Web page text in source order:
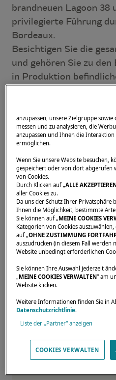
brandneuen Lagoon 38
privilegierte Führung
Bordeaux.
Besichtigen Sie die
und gehören Sie zu
in Produktion
unseren Gästen
Wir freuen uns, die
unserer Seite zu haben :
➞ Atelier Lemee
➞ Cognac Braastad
➞ Crus et Châteaux
➞ Elvstrom
➞ Harken
➞ Highfeld
➞ Mase Generator
➞ NV Equipment
➞ Raymarine
➞ SGB Finance
➞ Thienot
➞ Yacht Solutions
anzupassen, unsere Zielgruppe sowie
messen und zu analysieren, die
anzupassen und Ihnen die
ermöglichen.
Wenn Sie unsere Website besuchen,
gespeichert oder von dort abgerufen
von Cookies.
Durch Klicken auf „ALLE
aller Cookies zu.
Da uns der Schutz Ihrer Privatsphäre
Ihnen die Möglichkeit, bestimmte
Sie können auf „MEINE COOKIES
Kategorien von Cookies
auf „OHNE ZUSTIMMUNG
auszudrücken (in diesem Fall werden
Website unbedingt erforderlichen
Sie können Ihre Auswahl jederzeit
„MEINE COOKIES VERWALTEN“ am
Website klicken.
Weitere Informationen finden Sie in
Datenschutzrichtlinie.
Liste der „Partner“ anzeigen
COOKIES VERWALTEN